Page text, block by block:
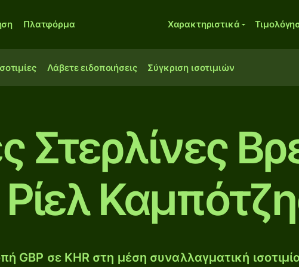
Πλατφόρμα Χαρακτηριστικά
Λάβετε ειδοποιήσεις Σύγκριση ισοτιμιών
Στερλίνες
GBP σε KHR στη μέση συναλλαγματική